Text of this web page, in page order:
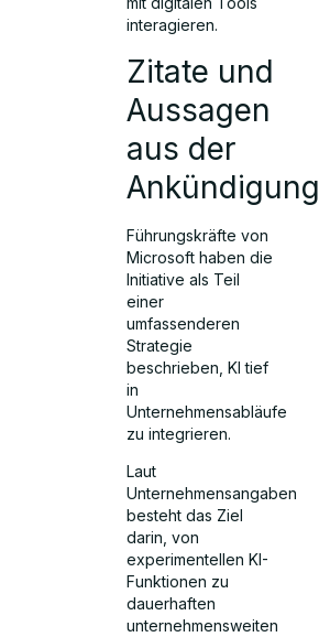
interagieren.
Zitate und
Aussagen
aus der
Ankündigung
Führungskräfte von
Microsoft haben die
Initiative als Teil
einer
umfassenderen
Strategie
beschrieben, KI tief
in
Unternehmensabläufe
zu integrieren.
Laut
Unternehmensangaben
besteht das Ziel
darin, von
experimentellen KI-
Funktionen zu
dauerhaften
unternehmensweiten